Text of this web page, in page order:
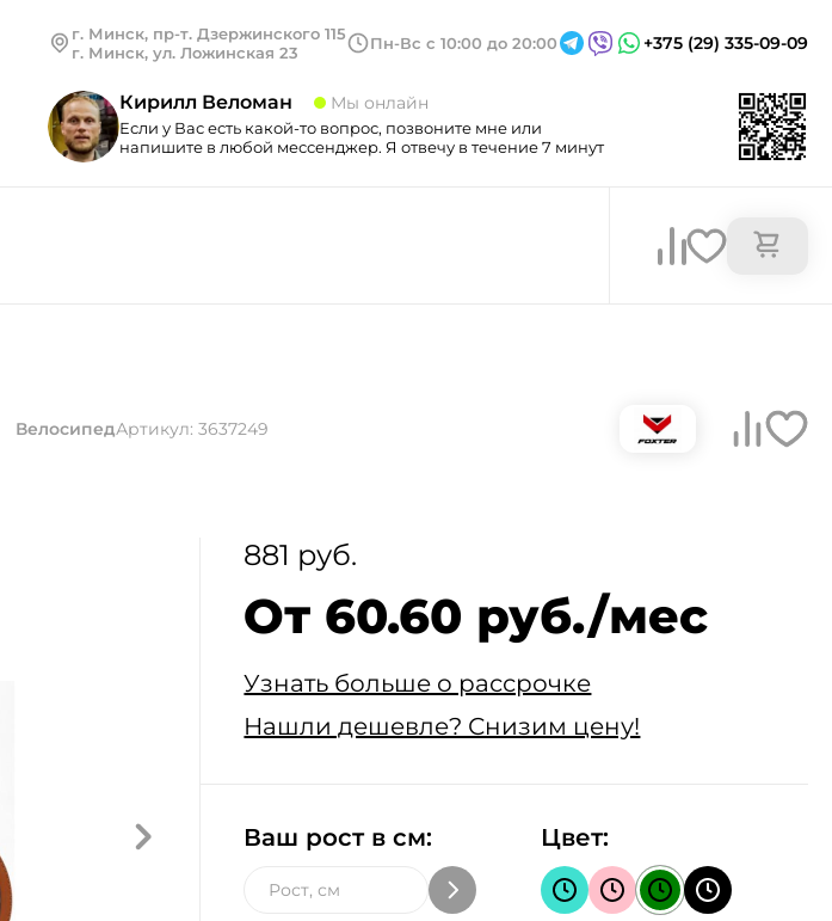
г. Минск, пр-т. Дзержинского 115
г. Минск, ул. Ложинская 23
Пн-Вс с 10:00 до 20:00 +375 (29) 335-09-09
Кирилл Веломан Мы онлайн
Если у Вас есть какой-то вопрос, позвоните мне или
напишите в любой мессенджер. Я отвечу в течение 7 минут
ВелосипедАртикул: 3637249
881 руб.
От 60.60 руб./мес
Узнать больше о рассрочке
Нашли дешевле? Снизим цену!
Ваш рост в см: Цвет: